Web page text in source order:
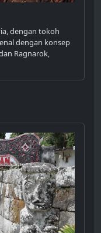
dengan tokoh
dengan konsep
Ragnarok,